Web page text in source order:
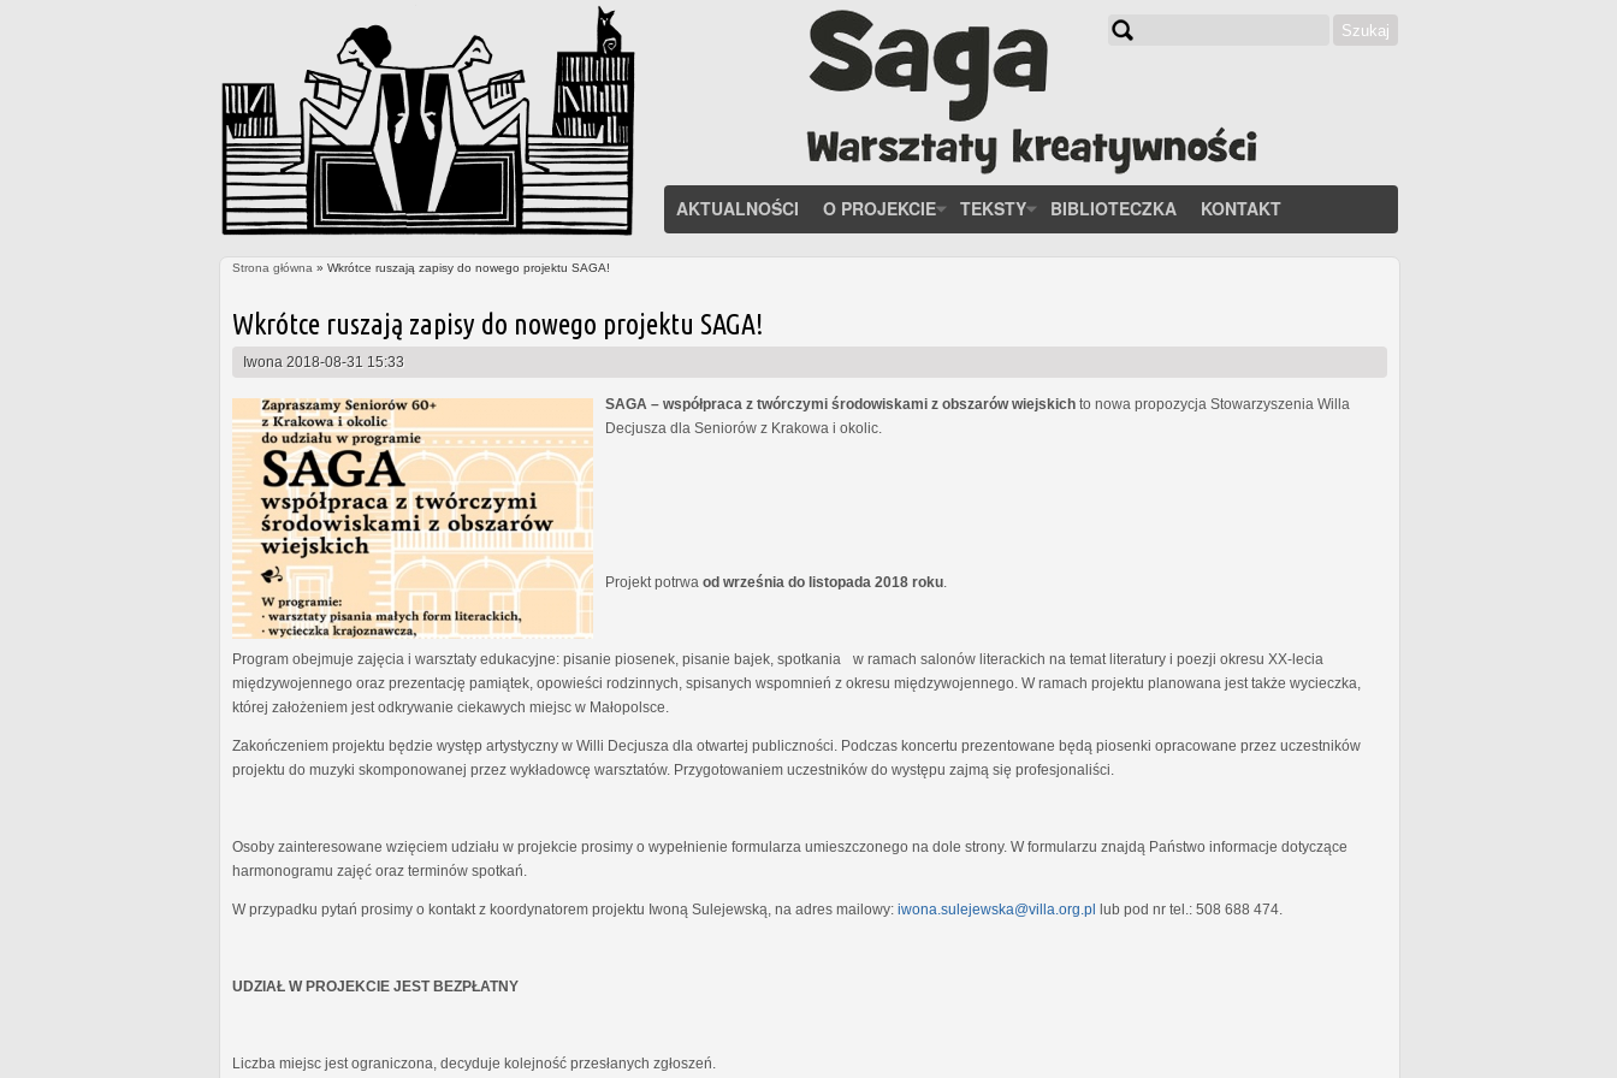
Szukaj
AKTUALNOŚCI O PROJEKCIE TEKSTY BIBLIOTECZKA KONTAKT
Strona główna » Wkrótce ruszają zapisy do nowego projektu SAGA!
Wkrótce ruszają zapisy do nowego projektu SAGA!
Iwona 2018-08-31 15:33
SAGA – współpraca z twórczymi środowiskami z obszarów wiejskich to nowa propozycja Stowarzyszenia Willa
Decjusza dla Seniorów z Krakowa i okolic.
Projekt potrwa od września do listopada 2018 roku
Program obejmuje zajęcia i warsztaty edukacyjne: pisanie piosenek, pisanie bajek, spotkania w ramach salonów literackich na temat literatury i poezji okresu XX-lecia
międzywojennego oraz prezentację pamiątek, opowieści rodzinnych, spisanych wspomnień z okresu międzywojennego. W ramach projektu planowana jest także wycieczka,
której założeniem jest odkrywanie ciekawych miejsc w Małopolsce.
Zakończeniem projektu będzie występ artystyczny w Willi Decjusza dla otwartej publiczności. Podczas koncertu prezentowane będą piosenki opracowane przez uczestników
projektu do muzyki skomponowanej przez wykładowcę warsztatów. Przygotowaniem uczestników do występu zajmą się profesjonaliści.
Osoby zainteresowane wzięciem udziału w projekcie prosimy o wypełnienie formularza umieszczonego na dole strony. W formularzu znajdą Państwo informacje dotyczące
harmonogramu zajęć oraz terminów spotkań.
W przypadku pytań prosimy o kontakt z koordynatorem projektu Iwoną Sulejewską, na adres mailowy: iwona.sulejewska@villa.org.pl lub pod nr tel.: 508 688 474.
UDZIAŁ W PROJEKCIE JEST BEZPŁATNY
Liczba miejsc jest ograniczona, decyduje kolejność przesłanych zgłoszeń.